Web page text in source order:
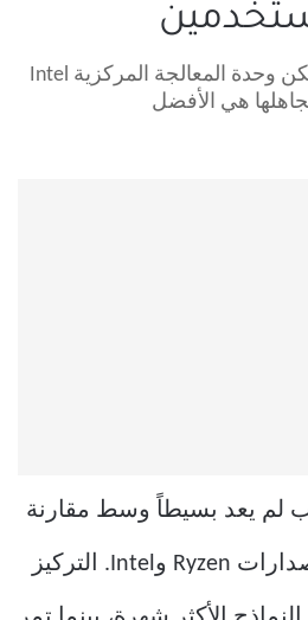
الجميع يشتري Ryzen، لكن وحدة المعالجة المركزية Intel
هي الأفضل
لم يعد بسيطاً وسط مقارنة
مستمرة بين أحدث إصدارات Ryzen وIntel. التركيز